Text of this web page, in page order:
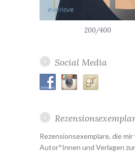
200/400
Social Media
Rezensionsexemplare, die mir
Autor*Innen und Verlagen zur